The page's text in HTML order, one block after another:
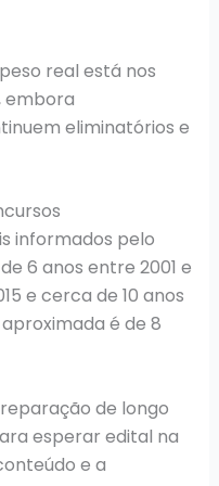
real está nos
embora
eliminatórios e
informados pelo
6 anos entre 2001 e
e cerca de 10 anos
é de 8
de longo
esperar edital na
e a